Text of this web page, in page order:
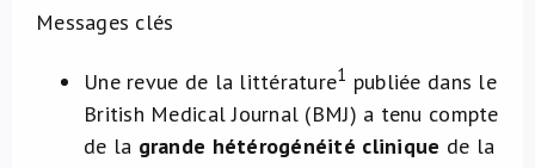
À propos de nous
Messages clés
Une revue de la littérature1 publiée dans le
British Medical Journal (BMJ) a tenu compte
de la grande hétérogénéité clinique de la